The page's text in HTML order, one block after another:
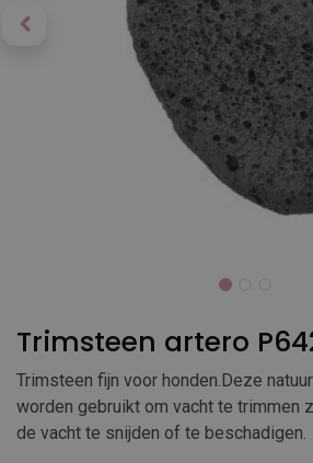
Trimsteen artero
Trimsteen fijn voor honden.Deze
worden gebruikt om vacht te trimmen
de vacht te snijden of te beschadigen.